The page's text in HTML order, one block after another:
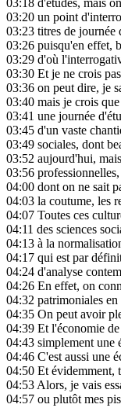
03:18 d'études, mais
03:20 un point
03:23 titres de journée
03:26 puisqu'en effet,
03:29 d'où
03:30 Et je ne crois
03:36 on peut dire, je
03:40 mais je crois
03:41 une journée
03:45 d'un vaste
03:49 sociales, dont
03:52 aujourd'hui,
03:56
04:00 dont on ne sait
04:03 la coutume, les
04:07 Toutes ces
04:11 des sciences
04:13 à la
04:17 qui est par
04:24 d'analyse
04:26 En effet, on
04:32 patrimoniales en
04:35 On peut avoir
04:39 Et l'économie
04:43 simplement une
04:46 C'est aussi une
04:50 Et évidemment,
04:53Alors, je vais
04:57 ou plutôt mes